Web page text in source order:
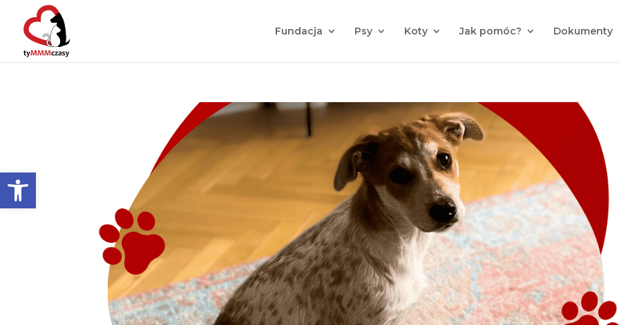
Otwórz pasek narzędzi
Fundacja Psy Koty Jak pomóc? Dokumenty